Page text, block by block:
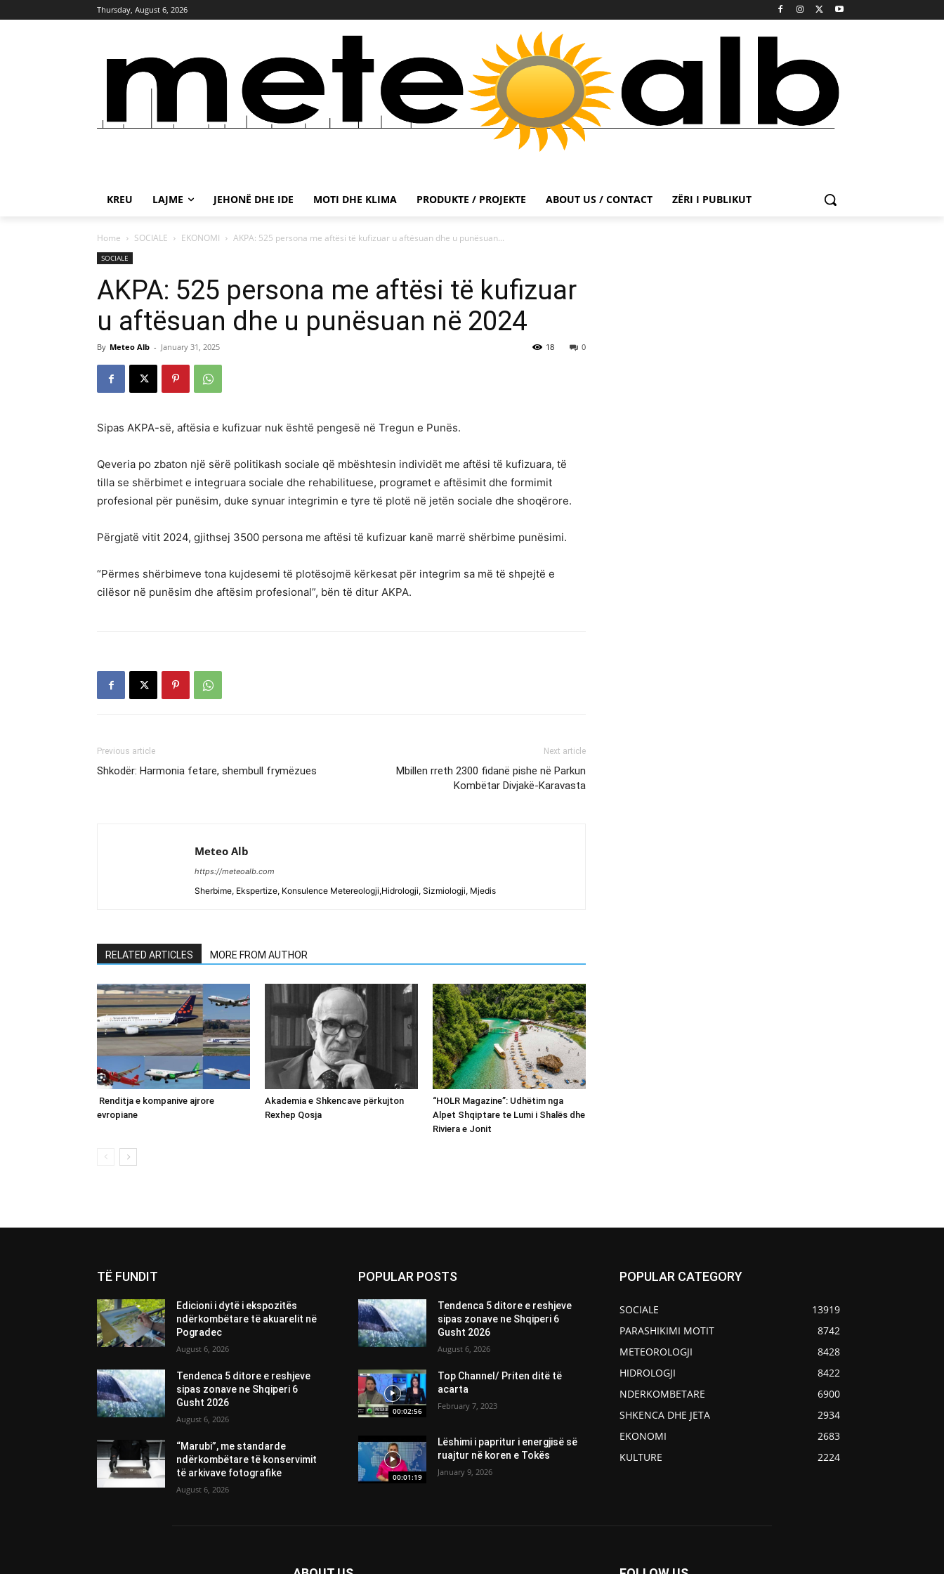
Thursday, August 6, 2026
KREU LAJME JEHONË DHE IDE MOTI DHE KLIMA PRODUKTE / PROJEKTE ABOUT US / CONTACT ZËRI I PUBLIKUT
Home SOCIALE EKONOMI AKPA: 525 persona me aftësi të kufizuar u aftësuan dhe u punësuan...
SOCIALE
AKPA: 525 persona me aftësi të kufizuar
u aftësuan dhe u punësuan në 2024
By Meteo Alb - January 31, 2025 0
18
Sipas AKPA-së, aftësia e kufizuar nuk është pengesë në Tregun e Punës.
Qeveria po zbaton një sërë politikash sociale që mbështesin individët me aftësi të kufizuara, të
tilla se shërbimet e integruara sociale dhe rehabilituese, programet e aftësimit dhe formimit
profesional për punësim, duke synuar integrimin e tyre të plotë në jetën sociale dhe shoqërore.
Përgjatë vitit 2024, gjithsej 3500 persona me aftësi të kufizuar kanë marrë shërbime punësimi.
“Përmes shërbimeve tona kujdesemi të plotësojmë kërkesat për integrim sa më të shpejtë e
cilësor në punësim dhe aftësim profesional”, bën të ditur AKPA.
Previous article
Shkodër: Harmonia fetare, shembull frymëzues
Next article
Mbillen rreth 2300 fidanë pishe në Parkun
Kombëtar Divjakë-Karavasta
Meteo Alb
https://meteoalb.com
Sherbime, Ekspertize, Konsulence Metereologji,Hidrologji, Sizmiologji, Mjedis
RELATED ARTICLES MORE FROM AUTHOR
Renditja e kompanive ajrore
evropiane
Akademia e Shkencave përkujton
Rexhep Qosja
“HOLR Magazine”: Udhëtim nga
Alpet Shqiptare te Lumi i Shalës dhe
Riviera e Jonit
TË FUNDIT
Edicioni i dytë i ekspozitës
ndërkombëtare të akuarelit në
Pogradec
August 6, 2026
Tendenca 5 ditore e reshjeve
sipas zonave ne Shqiperi 6
Gusht 2026
August 6, 2026
“Marubi”, me standarde
ndërkombëtare të konservimit
të arkivave fotografike
August 6, 2026
POPULAR POSTS
Tendenca 5 ditore e reshjeve
sipas zonave ne Shqiperi 6
Gusht 2026
August 6, 2026
00:02:56
Top Channel/ Priten ditë të
acarta
February 7, 2023
00:01:19
Lëshimi i papritur i energjisë së
ruajtur në koren e Tokës
January 9, 2026
POPULAR CATEGORY
SOCIALE
13919
PARASHIKIMI MOTIT
8742
METEOROLOGJI
8428
HIDROLOGJI
8422
NDERKOMBETARE
6900
SHKENCA DHE JETA
2934
EKONOMI
2683
KULTURE
2224